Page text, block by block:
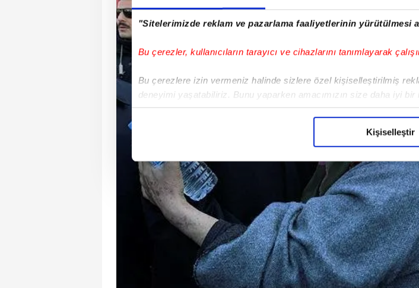
"Sitelerimizde reklam ve pazarlama faaliyetlerinin yürütülmesi
Bu çerezler, kullanıcıların tarayıcı ve cihazlarını tanımlayarak
Bu çerezlere izin vermeniz halinde sizlere özel kişiselleştirilmiş
deneyimi yaşatabiliriz. Bunu yaparken amacımızın size daha iyi
içerikleri sunabilmek adına elimizden gelen çabayı gösterdiğimizi
Sizlere daha iyi bir hizmet sunabilmek için İnternet Sitemizde
çerezler vasıtasıyla çeşitli kişisel verileriniz işlenmekte olup
amacıyla kullanılmaktadır. Diğer çerezler, sitemizin daha işlevsel
reklam/pazarlama faaliyetlerinin yapılması, amaçlarıyla sınırlı
Çerezlere ilişkin tercihlerinizi aşağıda yer alan panel vasıtasıyla
butonuna tıklayabilir,Çerez Bilgilendirme Metnimiziziyaret
Kişiselleştir